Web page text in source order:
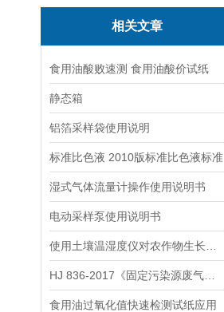
相关文章
食用油酸败速测 食用油酸价试纸
静态箱
铝箔采样袋使用说明
标准比色液 2010版标准比色液标准
湿式气体流量计操作使用说明书
电动采样泵使用说明书
食用油过氧化值快速检测试纸应用